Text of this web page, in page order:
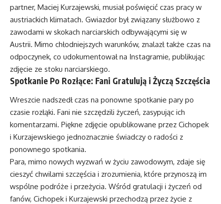
partner, Maciej Kurzajewski, musiał poświęcić czas pracy w
austriackich klimatach. Gwiazdor był związany służbowo z
zawodami w skokach narciarskich odbywającymi się w
Austrii. Mimo chłodniejszych warunków, znalazł także czas na
odpoczynek, co udokumentował na Instagramie, publikując
zdjęcie ze stoku narciarskiego.
Spotkanie Po Rozłące: Fani Gratulują i Życzą Szczęścia
Wreszcie nadszedł czas na ponowne spotkanie pary po
czasie rozłąki. Fani nie szczędzili życzeń, zasypując ich
komentarzami. Piękne zdjęcie opublikowane przez Cichopek
i Kurzajewskiego jednoznacznie świadczy o radości z
ponownego spotkania.
Para, mimo nowych wyzwań w życiu zawodowym, zdaje się
cieszyć chwilami szczęścia i zrozumienia, które przynoszą im
wspólne podróże i przeżycia. Wśród gratulacji i życzeń od
fanów, Cichopek i Kurzajewski przechodzą przez życie z